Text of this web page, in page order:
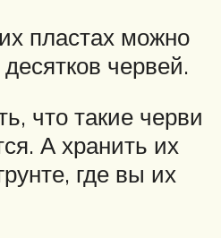
пластах можно
червей.
что такие черви
А хранить их
где вы их